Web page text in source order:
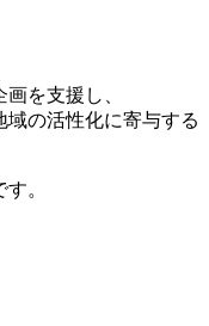
を支援し、
の活性化に寄与する
。